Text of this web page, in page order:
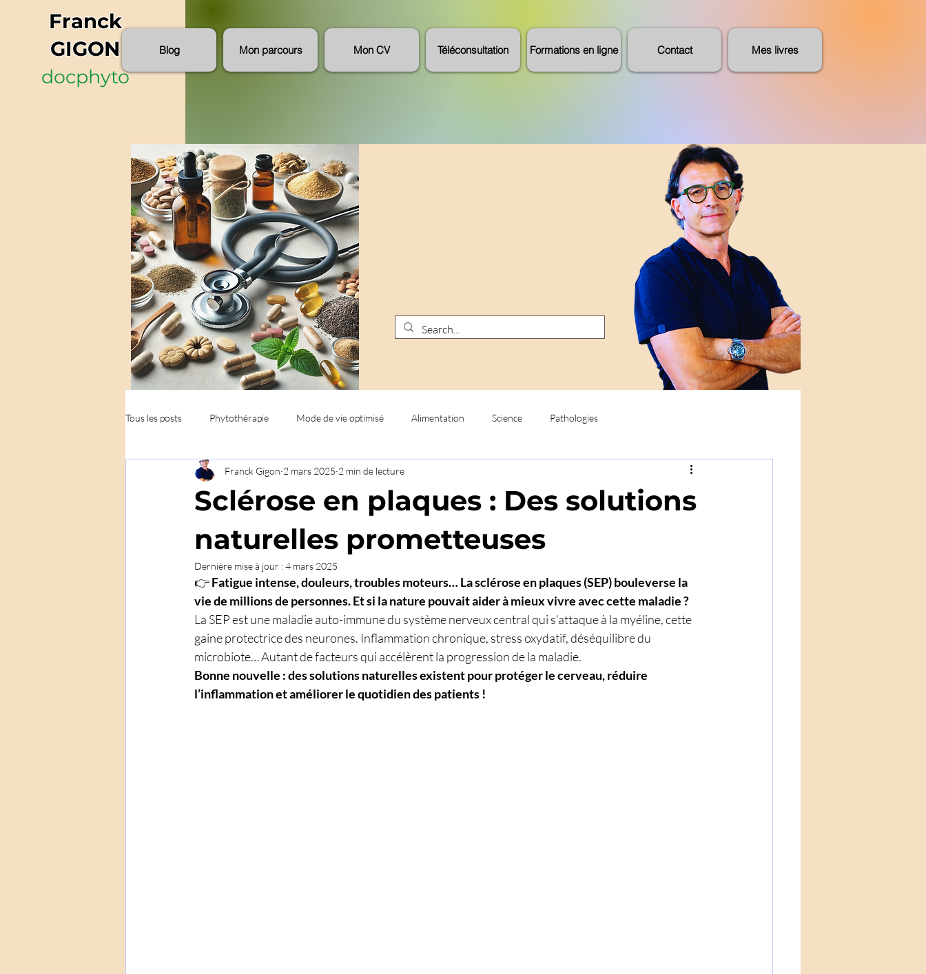
Franck
GIGON
docphyto
Blog Mon parcours Mon CV Téléconsultation Formations en ligne Contact Mes livres
Tous les posts Phytothérapie Mode de vie optimisé Alimentation Science Pathologies
Sclérose en plaques : Des solutions
naturelles prometteuses
Franck Gigon 2 mars 2025 2 min de lecture
Dernière mise à jour :4 mars 2025
👉 Fatigue intense, douleurs, troubles moteurs… La sclérose en plaques (SEP) bouleverse la
vie de millions de personnes. Et si la nature pouvait aider à mieux vivre avec cette maladie ?
La SEP est une maladie auto-immune du système nerveux central qui s’attaque à la myéline, cette
gaine protectrice des neurones. Inflammation chronique, stress oxydatif, déséquilibre du
microbiote… Autant de facteurs qui accélèrent la progression de la maladie.
Bonne nouvelle : des solutions naturelles existent pour protéger le cerveau, réduire
l’inflammation et améliorer le quotidien des patients !